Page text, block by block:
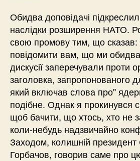
Обидва доповідачі
наслідки розширення НАТО.
свою промову тим, що
повідомити вам, що ми
дискусії заперечували проти
заголовка, запропонованого
який включав слова про"
подібне. Однак я прокинувся
щоб бачити, що хтось, хто не
коли-небудь надзвичайно
Заходом, колишній
Горбачов, говорив саме про